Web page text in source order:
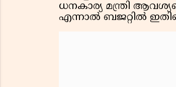
ധനകാര്യ മന്ത്രി
എന്നാൽ ബജറ്റിൽ